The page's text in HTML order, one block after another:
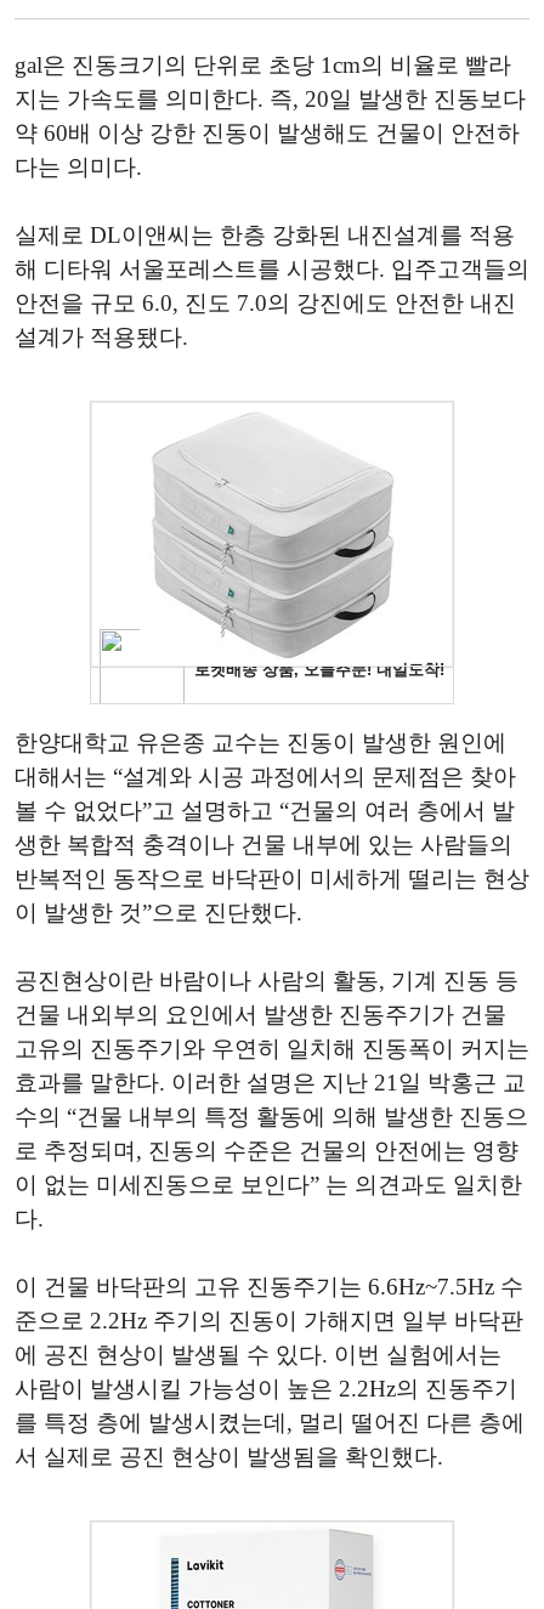
gal은 진동크기의 단위로 초당 1cm의 비율로 빨라
지는 가속도를 의미한다. 즉, 20일 발생한 진동보다
약 60배 이상 강한 진동이 발생해도 건물이 안전하
다는 의미다.
실제로 DL이앤씨는 한층 강화된 내진설계를 적용
해 디타워 서울포레스트를 시공했다. 입주고객들의
안전을 규모 6.0, 진도 7.0의 강진에도 안전한 내진
설계가 적용됐다.
한양대학교 유은종 교수는 진동이 발생한 원인에
대해서는 “설계와 시공 과정에서의 문제점은 찾아
볼 수 없었다”고 설명하고 “건물의 여러 층에서 발
생한 복합적 충격이나 건물 내부에 있는 사람들의
반복적인 동작으로 바닥판이 미세하게 떨리는 현상
이 발생한 것”으로 진단했다.
공진현상이란 바람이나 사람의 활동, 기계 진동 등
건물 내외부의 요인에서 발생한 진동주기가 건물
고유의 진동주기와 우연히 일치해 진동폭이 커지는
효과를 말한다. 이러한 설명은 지난 21일 박홍근 교
수의 “건물 내부의 특정 활동에 의해 발생한 진동으
로 추정되며, 진동의 수준은 건물의 안전에는 영향
이 없는 미세진동으로 보인다” 는 의견과도 일치한
다.
이 건물 바닥판의 고유 진동주기는 6.6Hz~7.5Hz 수
준으로 2.2Hz 주기의 진동이 가해지면 일부 바닥판
에 공진 현상이 발생될 수 있다. 이번 실험에서는
사람이 발생시킬 가능성이 높은 2.2Hz의 진동주기
를 특정 층에 발생시켰는데, 멀리 떨어진 다른 층에
서 실제로 공진 현상이 발생됨을 확인했다.